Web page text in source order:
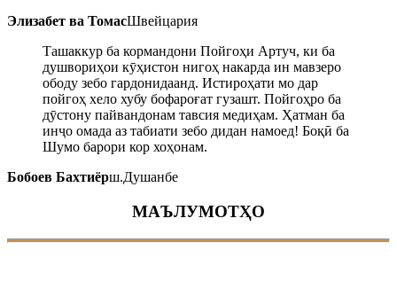
Элизабет ва ТомасШвейцария
Ташаккур ба кормандони Пойгоҳи Артуч, ки ба
душвориҳои кӯҳистон нигоҳ накарда ин мавзеро
ободу зебо гардонидаанд. Истироҳати мо дар
пойгоҳ хело хубу бофароғат гузашт. Пойгоҳро ба
дӯстону пайвандонам тавсия медиҳам. Ҳатман ба
инҷо омада аз табиати зебо дидан намоед! Боқӣ ба
Шумо барори кор хоҳонам.
Бобоев Бахтиёрш.Душанбе
МАЪЛУМОТҲО